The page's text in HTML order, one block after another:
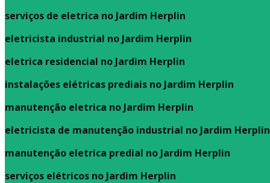
serviços de eletrica no Jardim Herplin
eletricista industrial no Jardim Herplin
eletrica residencial no Jardim Herplin
instalações elétricas prediais no Jardim Herplin
manutenção eletrica no Jardim Herplin
eletricista de manutenção industrial no Jardim Herplin
manutenção eletrica predial no Jardim Herplin
serviços elétricos no Jardim Herplin